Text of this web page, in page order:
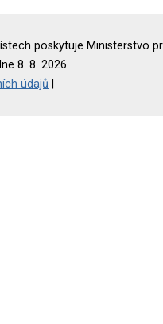
poskytuje Ministerstvo
8. 8. 2026.
údajů